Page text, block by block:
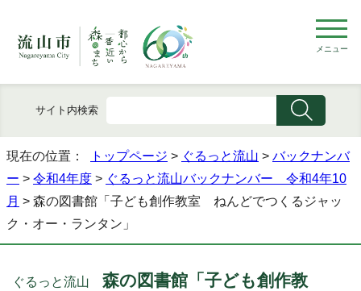
メニュー
サイト内検索
現在の位置： トップページ > ぐるっと流山 > バックナンバ
ー > 令和4年度 > ぐるっと流山バックナンバー 令和4年10
月 > 森の図書館「子ども創作教室 ねんどでつくるジャッ
ク・オー・ランタン」
ぐるっと流山 森の図書館「子ども創作教